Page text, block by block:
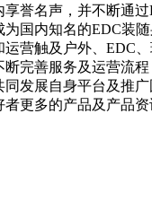
享誉名声，并不断通
国内知名的EDC装
营触及户外、EDC、
完善服务及运营流程
发展自身平台及推
更多的产品及产品资